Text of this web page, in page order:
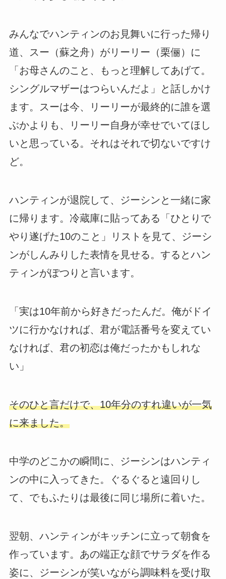
みんなでハンティンのお見舞いに行った帰り
道、スー（蘇之舟）がリーリー（栗俪）に
「お母さんのこと、もっと理解してあげて。
シングルマザーはつらいんだよ」と話しかけ
ます。スーは今、リーリーが最終的に誰を選
ぶかよりも、リーリー自身が幸せでいてほし
いと思っている。それはそれで切ないですけ
ど。
ハンティンが退院して、ジーシンと一緒に家
に帰ります。冷蔵庫に貼ってある「ひとりで
やり遂げた10のこと」リストを見て、ジーシ
ンがしんみりした表情を見せる。するとハン
ティンがぽつりと言います。
「実は10年前から好きだったんだ。俺がドイ
ツに行かなければ、君が電話番号を変えてい
なければ、君の初恋は俺だったかもしれな
い」
そのひと言だけで、10年分のすれ違いが一気
に来ました。
中学のどこかの瞬間に、ジーシンはハンティ
ンの中に入ってきた。ぐるぐると遠回りし
て、でもふたりは最後に同じ場所に着いた。
翌朝、ハンティンがキッチンに立って朝食を
作っています。あの端正な顔でサラダを作る
姿に、ジーシンが笑いながら調味料を受け取